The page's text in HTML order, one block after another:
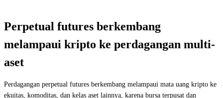
Perpetual futures berkembang
melampaui kripto ke perdagangan multi-
aset
Perdagangan perpetual futures berkembang melampaui mata uang kripto ke
ekuitas, komoditas, dan kelas aset lainnya, karena bursa terpusat dan